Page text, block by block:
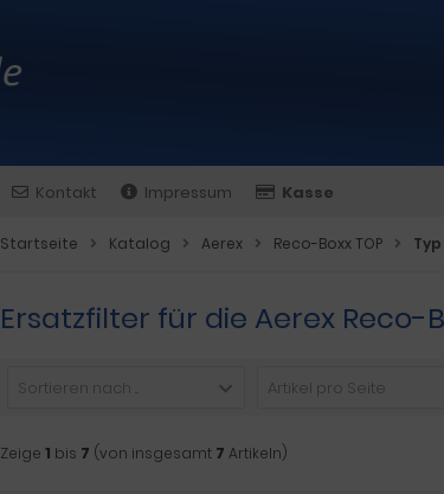
Kontakt Impressum Kasse
Startseite Katalog Aerex Reco-Boxx TOP
Ersatzfilter für die Aerex Reco-
Sortieren nach ... Artikel pro Seite
Zeige 1 bis 7 (von insgesamt 7 Artikeln)